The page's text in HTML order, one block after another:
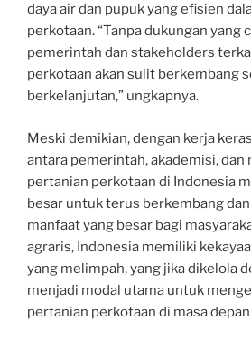
daya air dan pupuk yang efisien
perkotaan. “Tanpa dukungan yang
pemerintah dan stakeholders
perkotaan akan sulit berkembang
berkelanjutan,” ungkapnya.
Meski demikian, dengan kerja
antara pemerintah, akademisi, dan
pertanian perkotaan di Indonesia
besar untuk terus berkembang
manfaat yang besar bagi
agraris, Indonesia memiliki
yang melimpah, yang jika dikelola
menjadi modal utama untuk
pertanian perkotaan di masa